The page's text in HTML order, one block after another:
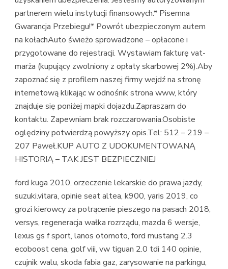
partnerem wielu instytucji finansowych.* Pisemna
Gwarancja Przebiegu!* Powrót ubezpieczonym autem
na kołachAuto świeżo sprowadzone – opłacone i
przygotowane do rejestracji. Wystawiam fakturę vat-
marża (kupujący zwolniony z opłaty skarbowej 2%).Aby
zapoznać się z profilem naszej firmy wejdź na stronę
internetową klikając w odnośnik strona www, który
znajduje się poniżej mapki dojazdu.Zapraszam do
kontaktu. Zapewniam brak rozczarowania.Osobiste
oględziny potwierdzą powyższy opis.Tel: 512 – 219 –
207 Paweł.KUP AUTO Z UDOKUMENTOWANĄ
HISTORIĄ – TAK JEST BEZPIECZNIEJ
ford kuga 2010, orzeczenie lekarskie do prawa jazdy,
suzuki.vitara, opinie seat altea, k900, yaris 2019, co
grozi kierowcy za potrącenie pieszego na pasach 2018,
versys, regeneracja wałka rozrządu, mazda 6 wersje,
lexus gs f sport, lanos otomoto, ford mustang 2.3
ecoboost cena, golf viii, vw tiguan 2.0 tdi 140 opinie,
czujnik walu, skoda fabia gaz, zarysowanie na parkingu,